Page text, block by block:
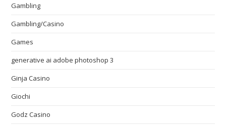
Gambling
Gambling/Casino
Games
generative ai adobe photoshop 3
Ginja Casino
Giochi
Godz Casino